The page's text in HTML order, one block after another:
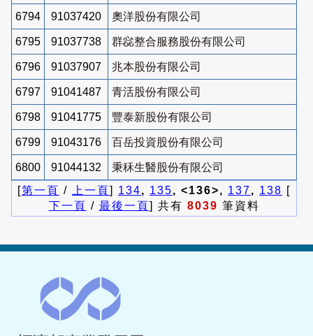
6794 91037420 奧洋股份有限公司
6795 91037738 群惢整合服務股份有限公司
6796 91037907 兆本股份有限公司
6797 91041487 青活股份有限公司
6798 91041775 豐泰新股份有限公司
6799 91043176 百岳投資股份有限公司
6800 91044132
秉秝生醫股份有限公司
[第一頁 / 上一頁] 134, 135, <136>, 137, 138 [
下一頁 / 最後一頁] 共有 8039 筆資料